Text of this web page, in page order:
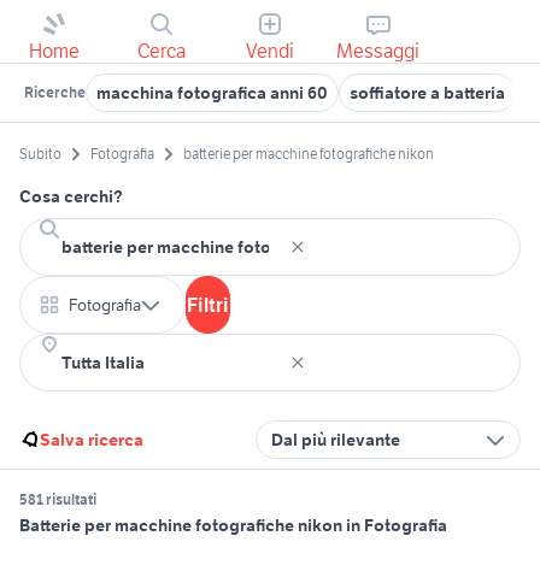
Home Cerca Vendi Messaggi
Ricerche macchina fotografica anni 60 soffiatore a batteria
Subito Fotografia batterie per macchine fotografiche nikon
Cosa cerchi?
Fotografia Filtri
Salva ricerca Dal più rilevante
581 risultati
Batterie per macchine fotografiche nikon in Fotografia